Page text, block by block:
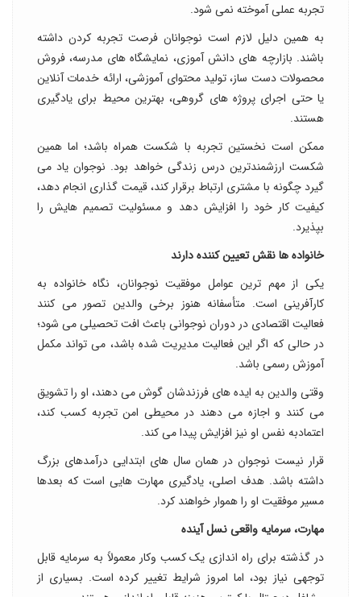
تجربه عملی آموخته نمی شود.
به همین دلیل لازم است نوجوانان فرصت تجربه کردن داشته
باشند. بازارچه های دانش آموزی، نمایشگاه های مدرسه، فروش
محصولات دست ساز، تولید محتوای آموزشی، ارائه خدمات آنلاین
یا حتی اجرای پروژه های گروهی، بهترین محیط برای یادگیری
هستند.
ممکن است نخستین تجربه با شکست همراه باشد؛ اما همین
شکست ارزشمندترین درس زندگی خواهد بود. نوجوان یاد می
گیرد چگونه با مشتری ارتباط برقرار کند، قیمت گذاری انجام دهد،
کیفیت کار خود را افزایش دهد و مسئولیت تصمیم هایش را
بپذیرد.
خانواده ها نقش تعیین کننده دارند
یکی از مهم ترین عوامل موفقیت نوجوانان، نگاه خانواده به
کارآفرینی است. متأسفانه هنوز برخی والدین تصور می کنند
فعالیت اقتصادی در دوران نوجوانی باعث افت تحصیلی می شود؛
در حالی که اگر این فعالیت مدیریت شده باشد، می تواند مکمل
آموزش رسمی باشد.
وقتی والدین به ایده های فرزندشان گوش می دهند، او را تشویق
می کنند و اجازه می دهند در محیطی امن تجربه کسب کند،
اعتمادبه نفس او نیز افزایش پیدا می کند.
قرار نیست نوجوان در همان سال های ابتدایی درآمدهای بزرگ
داشته باشد. هدف اصلی، یادگیری مهارت هایی است که بعدها
مسیر موفقیت او را هموار خواهند کرد.
مهارت، سرمایه واقعی نسل آینده
در گذشته برای راه اندازی یک کسب وکار معمولاً به سرمایه قابل
توجهی نیاز بود، اما امروز شرایط تغییر کرده است. بسیاری از